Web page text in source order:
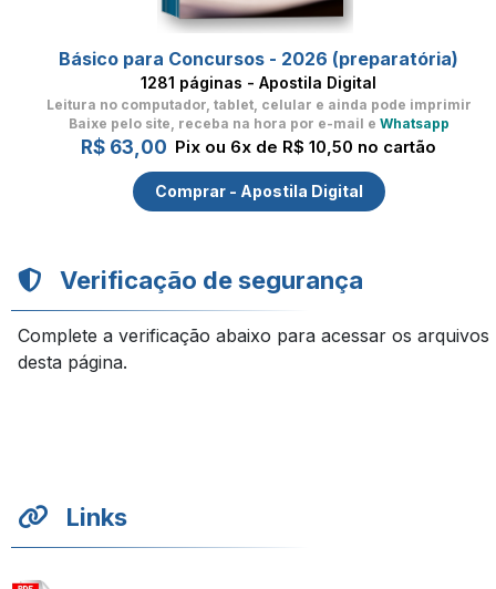
Básico para Concursos - 2026 (preparatória)
1281 páginas - Apostila Digital
Leitura no computador, tablet, celular e ainda pode imprimir
Baixe pelo site, receba na hora por e-mail e Whatsapp
R$ 63,00 Pix ou 6x de R$ 10,50 no cartão
Comprar - Apostila Digital
Verificação de segurança
Complete a verificação abaixo para acessar os arquivos
desta página.
Links